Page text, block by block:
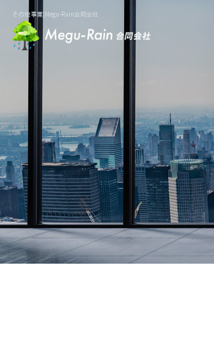
その他事業|Megu-Rain合同会社